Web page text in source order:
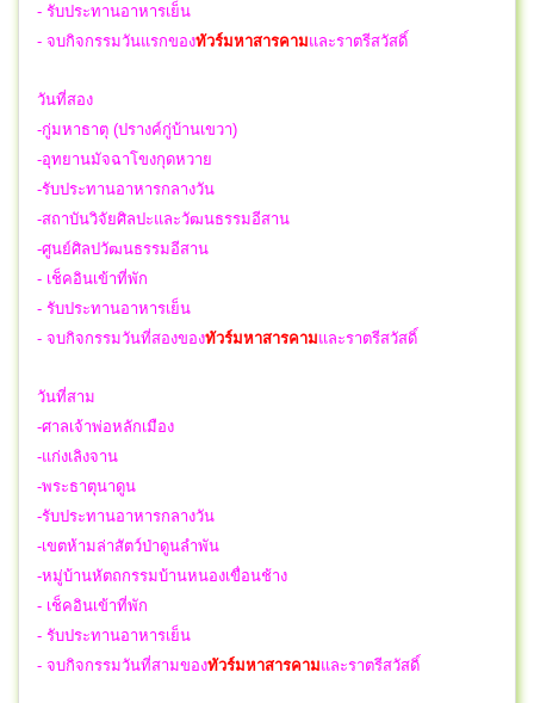
- รับประทานอาหารเย็น
- จบกิจกรรมวันแรกของทัวร์มหาสารคามและราตรีสวัสดิ์
วันที่สอง
-กู่มหาธาตุ (ปรางค์กู่บ้านเขวา)
-อุทยานมัจฉาโขงกุดหวาย
-รับประทานอาหารกลางวัน
-สถาบันวิจัยศิลปะและวัฒนธรรมอีสาน
-ศูนย์ศิลปวัฒนธรรมอีสาน
- เช็คอินเข้าที่พัก
- รับประทานอาหารเย็น
- จบกิจกรรมวันที่สองของทัวร์มหาสารคามและราตรีสวัสดิ์
วันที่สาม
-ศาลเจ้าพ่อหลักเมือง
-แก่งเลิงจาน
-พระธาตุนาดูน
-รับประทานอาหารกลางวัน
-เขตห้ามล่าสัตว์ป่าดูนลำพัน
-หมู่บ้านหัตถกรรมบ้านหนองเขื่อนช้าง
- เช็คอินเข้าที่พัก
- รับประทานอาหารเย็น
- จบกิจกรรมวันที่สามของทัวร์มหาสารคามและราตรีสวัสดิ์